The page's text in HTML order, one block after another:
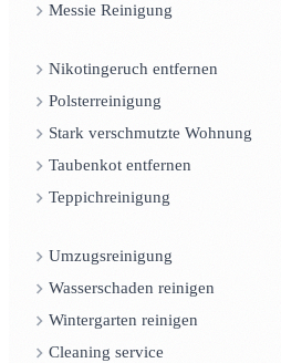
Messie Reinigung
Nikotingeruch entfernen
Polsterreinigung
Stark verschmutzte Wohnung
Taubenkot entfernen
Teppichreinigung
Umzugsreinigung
Wasserschaden reinigen
Wintergarten reinigen
Cleaning service